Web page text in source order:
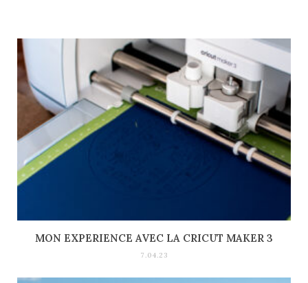
MON EXPERIENCE AVEC LA CRICUT MAKER 3
7.04.23